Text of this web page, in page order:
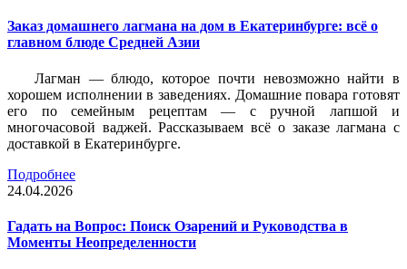
Заказ домашнего лагмана на дом в Екатеринбурге: всё о
главном блюде Средней Азии
Лагман — блюдо, которое почти невозможно найти в
хорошем исполнении в заведениях. Домашние повара готовят
его по семейным рецептам — с ручной лапшой и
многочасовой ваджей. Рассказываем всё о заказе лагмана с
доставкой в Екатеринбурге.
Подробнее
24.04.2026
Гадать на Вопрос: Поиск Озарений и Руководства в
Моменты Неопределенности